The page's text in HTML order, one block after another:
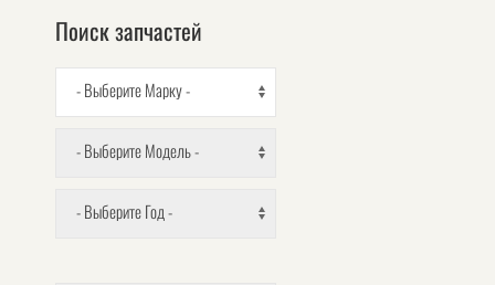
Поиск запчастей
- Выберите Марку -
- Выберите Модель -
- Выберите Год -